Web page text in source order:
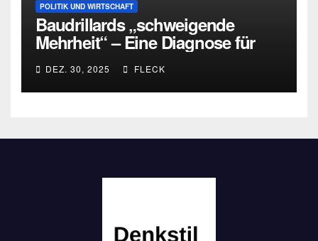
POLITIK UND WIRTSCHAFT
Baudrillards „schweigende
Mehrheit“ – Eine Diagnose für
DEZ. 30, 2025 FLECK